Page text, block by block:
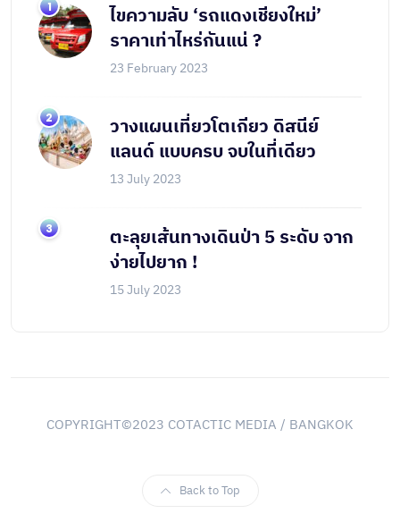
ไขความลับ ‘รถแดงเชียงใหม่’
ราคาเท่าไหร่กันแน่ ?
23 February 2023
วางแผนเที่ยวโตเกียว ดิสนีย์
แลนด์ แบบครบ จบในที่เดียว
13 July 2023
ตะลุยเส้นทางเดินป่า 5 ระดับ จาก
ง่ายไปยาก !
15 July 2023
COPYRIGHT©2023 COTACTIC MEDIA / BANGKOK
Back to Top